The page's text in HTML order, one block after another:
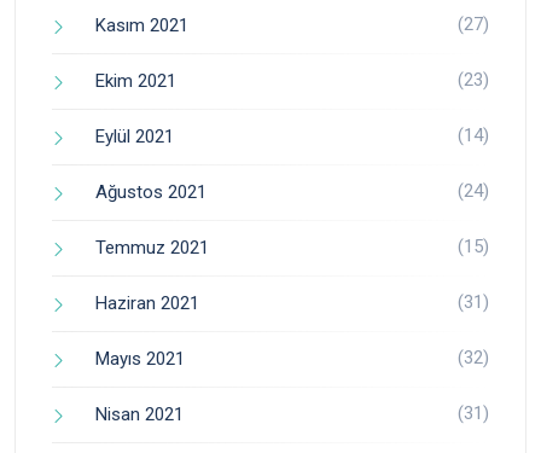
Kasım 2021 (27)
Ekim 2021 (23)
Eylül 2021 (14)
Ağustos 2021 (24)
Temmuz 2021 (15)
Haziran 2021 (31)
Mayıs 2021 (32)
Nisan 2021 (31)